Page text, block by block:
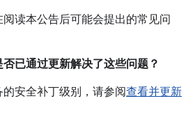
读本公告后可能会提出的常见问
已通过更新解决了这些问题？
安全补丁级别，请参阅查看并更新